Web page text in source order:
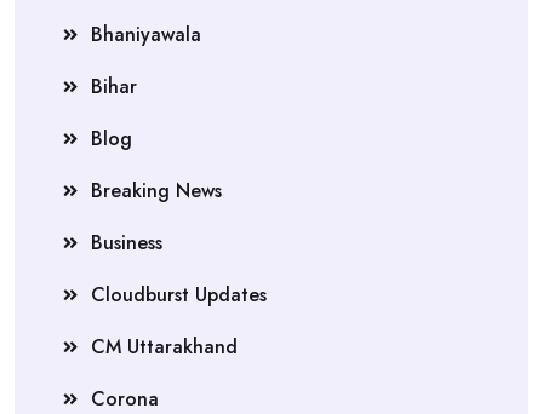
Bhaniyawala
Bihar
Blog
Breaking News
Business
Cloudburst Updates
CM Uttarakhand
Corona